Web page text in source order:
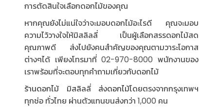
การตัดสินใจเลือกดอกไม้ของคุณ
หากคุณยังไม่แน่ใจว่าจะมอบดอกไม้อะไรดี คุณจะมอบ
ความไว้วางใจให้มิสลิลลี่ เป็นผู้เลือกสรรดอกไม้สด
คุณภาพดี ส่งไปยังคนสำคัญของคุณตามวาระโอกาส
ต่างๆได้ เพียงโทรมาที่ 02-970-8000 พนักงานของ
เราพร้อมที่จะตอบทุกคำถามเกี่ยวกับดอกไม้
ร้านดอกไม้ มิสลิลลี่ ส่งดอกไม้โดยตรงจากกรุงเทพฯ
ทุกช่อ ทั่วไทย ผ่านตัวแทนขนส่งกว่า 1,000 คน